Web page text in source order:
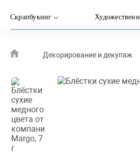
Скрапбукинг
Декорирование и декупаж